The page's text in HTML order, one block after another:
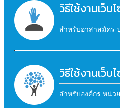
วิธีใช้งานเว็บ
สำหรับอาสาสมัคร
วิธีใช้งานเว็บ
สำหรับองค์กร หน่ว